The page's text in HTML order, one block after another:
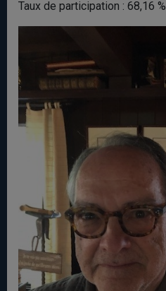
Taux de participation : 68,16 %